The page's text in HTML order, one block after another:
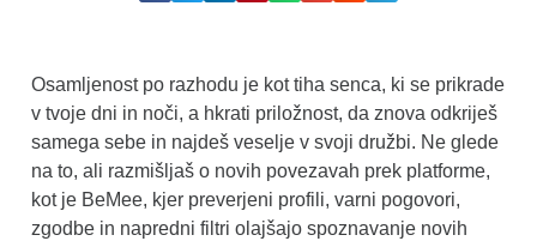
Osamljenost po razhodu je kot tiha senca, ki se prikrade
v tvoje dni in noči, a hkrati priložnost, da znova odkriješ
samega sebe in najdeš veselje v svoji družbi. Ne glede
na to, ali razmišljaš o novih povezavah prek platforme,
kot je BeMee, kjer preverjeni profili, varni pogovori,
zgodbe in napredni filtri olajšajo spoznavanje novih